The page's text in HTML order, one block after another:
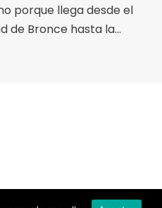
porque llega desde el
de Bronce hasta la…